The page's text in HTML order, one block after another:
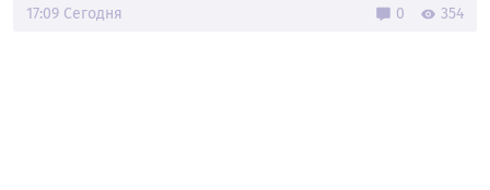
17:09 Сегодня 0 354